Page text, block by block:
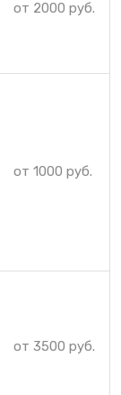
от 2000 руб.
от 1000 руб.
от 3500 руб.